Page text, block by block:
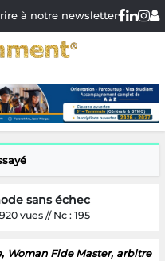
à notre newsletter
sans échec
vues // Nc : 195
Fide Master, arbitre